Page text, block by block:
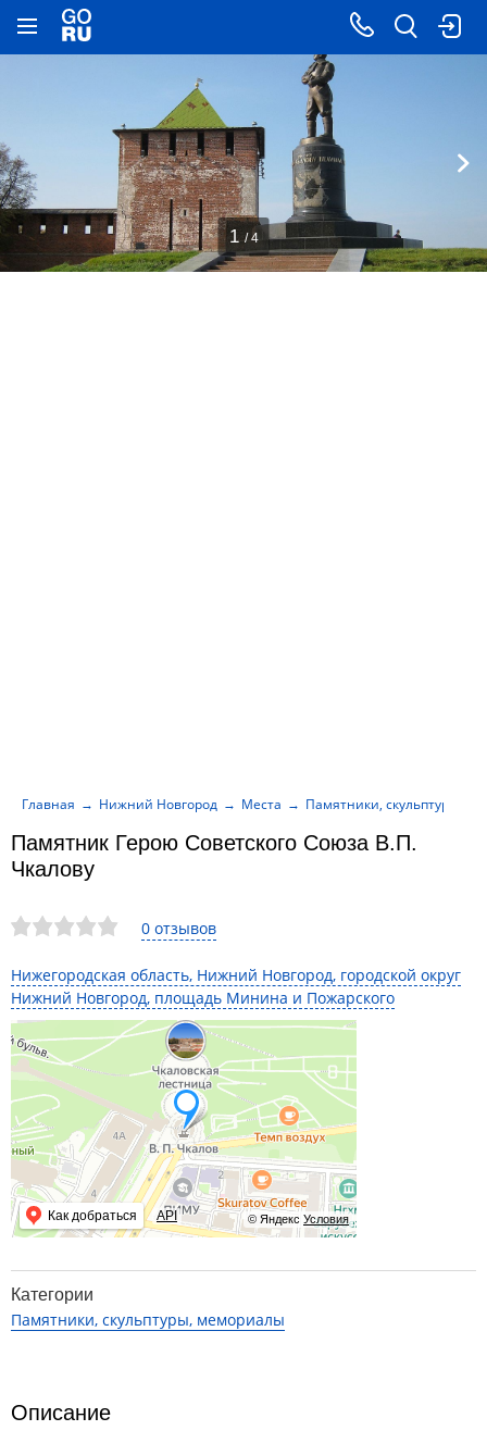
0 отзывов
Нижегородская область, Нижний Новгород, городской округ
Нижний Новгород, площадь Минина и Пожарского
© Яндекс Условия
Как добраться API
Памятник Герою Советского Союза В.П.
Чкалову
Главная Нижний Новгород Места Памятники, скульптуры,
1 / 4
Категории
Памятники, скульптуры, мемориалы
Описание